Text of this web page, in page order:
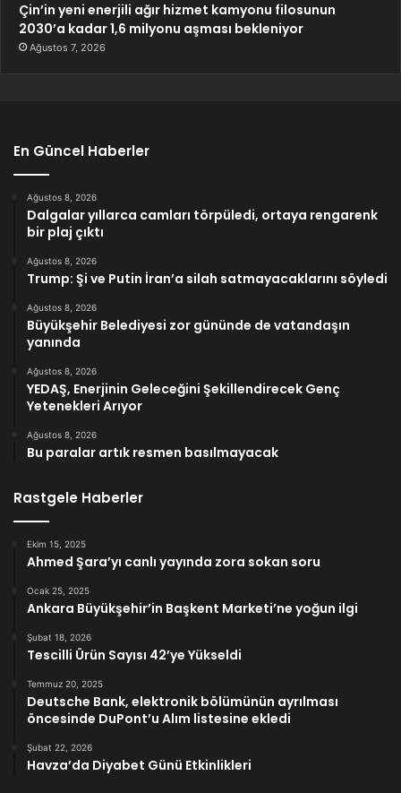
Çin’in yeni enerjili ağır hizmet kamyonu filosunun
2030’a kadar 1,6 milyonu aşması bekleniyor
Ağustos 7, 2026
En Güncel Haberler
Ağustos 8, 2026
Dalgalar yıllarca camları törpüledi, ortaya rengarenk
bir plaj çıktı
Ağustos 8, 2026
Trump: Şi ve Putin İran’a silah satmayacaklarını söyledi
Ağustos 8, 2026
Büyükşehir Belediyesi zor gününde de vatandaşın
yanında
Ağustos 8, 2026
YEDAŞ, Enerjinin Geleceğini Şekillendirecek Genç
Yetenekleri Arıyor
Ağustos 8, 2026
Bu paralar artık resmen basılmayacak
Rastgele Haberler
Ekim 15, 2025
Ahmed Şara’yı canlı yayında zora sokan soru
Ocak 25, 2025
Ankara Büyükşehir’in Başkent Marketi’ne yoğun ilgi
Şubat 18, 2026
Tescilli Ürün Sayısı 42’ye Yükseldi
Temmuz 20, 2025
Deutsche Bank, elektronik bölümünün ayrılması
öncesinde DuPont’u Alım listesine ekledi
Şubat 22, 2026
Havza’da Diyabet Günü Etkinlikleri